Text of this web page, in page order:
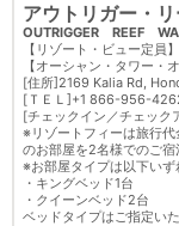
アウトリガー・
OUTRIGGER REEF
【リゾート・ビュー定員
【オーシャン・タワー・
[住所]2169 Kalia Rd,
[ＴＥＬ]+1 866-956-
[チェックイン／チェック
※リゾートフィーは旅行
のお部屋を2名様でのご宿
※お部屋タイプは以下いず
・キングベッド1台
・クイーンベッド2台
ベッドタイプはご指定い